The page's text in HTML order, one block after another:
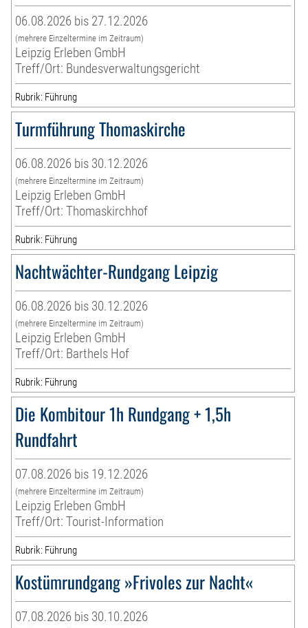
06.08.2026 bis 27.12.2026
(mehrere Einzeltermine im Zeitraum)
Leipzig Erleben GmbH
Treff/Ort: Bundesverwaltungsgericht
Rubrik: Führung
Turmführung Thomaskirche
06.08.2026 bis 30.12.2026
(mehrere Einzeltermine im Zeitraum)
Leipzig Erleben GmbH
Treff/Ort: Thomaskirchhof
Rubrik: Führung
Nachtwächter-Rundgang Leipzig
06.08.2026 bis 30.12.2026
(mehrere Einzeltermine im Zeitraum)
Leipzig Erleben GmbH
Treff/Ort: Barthels Hof
Rubrik: Führung
Die Kombitour 1h Rundgang + 1,5h
Rundfahrt
07.08.2026 bis 19.12.2026
(mehrere Einzeltermine im Zeitraum)
Leipzig Erleben GmbH
Treff/Ort: Tourist-Information
Rubrik: Führung
Kostümrundgang »Frivoles zur Nacht«
07.08.2026 bis 30.10.2026